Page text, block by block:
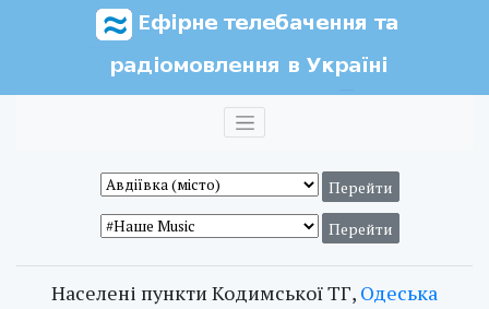
Населені пункти Кодимської ТГ, Одеська